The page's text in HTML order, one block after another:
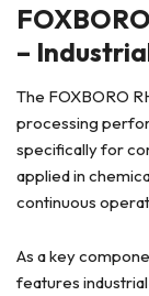
–
The FOXBORO
processing
specifically for
applied in
continuous
As a key
features